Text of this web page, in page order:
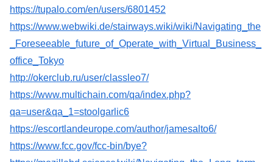
https://tupalo.com/en/users/6801452
https://www.webwiki.de/stairways.wiki/wiki/Navigating_the
_Foreseeable_future_of_Operate_with_Virtual_Business_
office_Tokyo
http://okerclub.ru/user/classleo7/
https://www.multichain.com/qa/index.php?
qa=user&qa_1=stoolgarlic6
https://escortlandeurope.com/author/jamesalto6/
https://www.fcc.gov/fcc-bin/bye?